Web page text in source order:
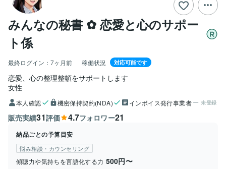
みんなの秘書 ✿ ‬恋愛と心のサポー
ト係
最終ログイン： 7ヶ月前 稼働状況 対応可能です
恋愛、心の整理整頓をサポートします
女性
本人確認 機密保持契約(NDA) インボイス発行事業者 未登録
販売実績31評価 4.7フォロワー21
納品ごとの予算目安
悩み相談・カウンセリング
傾聴力や気持ちを言語化する力 500円〜